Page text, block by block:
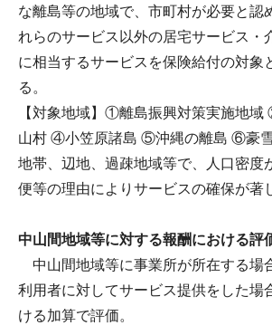
な離島等の地域で、市町村が必要と認
れらのサービス以外の居宅サービス・
に相当するサービスを保険給付の対象
る。
【対象地域】①離島振興対策実施地
山村 ④小笠原諸島 ⑤沖縄の離島 ⑥豪
地帯、辺地、過疎地域等で、人口密度
便等の理由によりサービスの確保が著
中山間地域等に対する報酬における評
中山間地域等に事業所が所在する場
利用者に対してサービス提供をした場
ける加算で評価。